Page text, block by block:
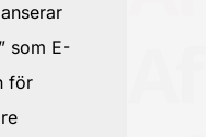
som E-
för